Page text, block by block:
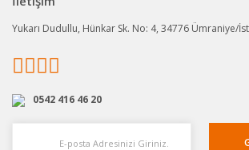
Yukarı Dudullu, Hünkar Sk. No: 4, 34776 Ümraniye/
0542 416 46 20